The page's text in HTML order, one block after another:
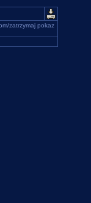
zatrzymaj pokaz